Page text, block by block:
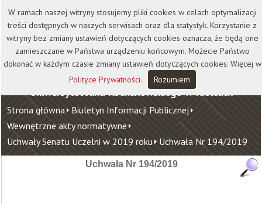
Kontakt Biblioteka
Wydawnictwo
Wirtualna Uczelnia
Uniwersytet Jana Kochanowskiego w Kielcach
Strona główna Biuletyn Informacji Publicznej
Wewnętrzne akty normatywne
Uchwały Senatu Uczelni w 2019 roku Uchwała Nr 194/2019
Uchwała Nr 194/2019
W ramach naszej witryny stosujemy pliki cookies w celach optymalizacji
treści dostępnych w naszych serwisach oraz dla statystyk. Korzystanie z
witryny bez zmiany ustawień dotyczących cookies oznacza, że będą one
zamieszczane w Państwa urządzeniu końcowym. Możecie Państwo
dokonać w każdym czasie zmiany ustawień dotyczących cookies. Więcej w
Polityce Prywatności. Rozumiem